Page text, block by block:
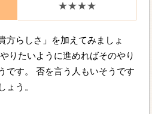
★★★★
方らしさ」を加えてみましょ
りたいように進めればそのやり
です。 否を言う人もいそうです
ょう。